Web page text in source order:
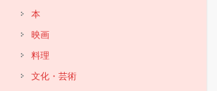
本
映画
料理
文化・芸術